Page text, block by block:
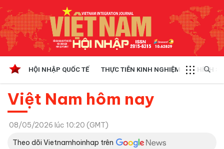
HỘI NHẬP QUỐC TẾ THỰC TIỄN KINH NGHIỆM CHÍNH
Việt Nam hôm nay
08/05/2026 lúc 10:20 (GMT)
Theo dõi Vietnamhoinhap trên